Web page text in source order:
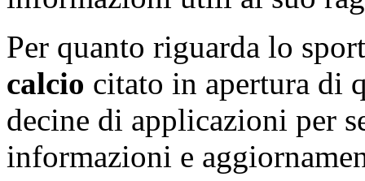
Per quanto riguarda lo
calcio citato in apertura di
decine di applicazioni per
informazioni e